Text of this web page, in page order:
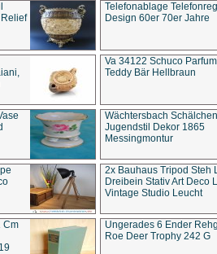
Telefonablage
Design 60er 70er Jahre
Va 34122 Schuco
Teddy Bär Hellbraun
Wächtersbach Schälchen
Jugendstil Dekor 1865
Messingmontur
2x Bauhaus Tripod Steh
Dreibein Stativ Art Deco
Vintage Studio Leucht
Cm
Ungerades 6 Ender
Roe Deer Trophy 242 G